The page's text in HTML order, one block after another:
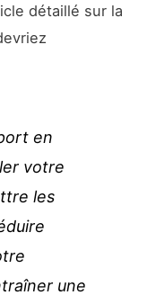
détaillé sur la
en
votre
les
une